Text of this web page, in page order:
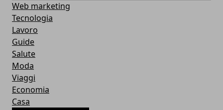
Web marketing
Tecnologia
Lavoro
Guide
Salute
Moda
Viaggi
Economia
Casa